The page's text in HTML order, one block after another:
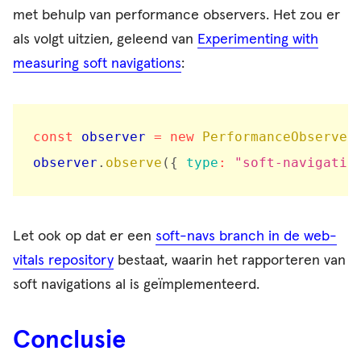
met behulp van performance observers. Het zou er
als volgt uitzien, geleend van Experimenting with
measuring soft navigations:
const observer = new PerformanceObserver
observer . observe ( { type : "soft-
Let ook op dat er een soft-navs branch in de web-
vitals repository bestaat, waarin het rapporteren van
soft navigations al is geïmplementeerd.
Conclusie